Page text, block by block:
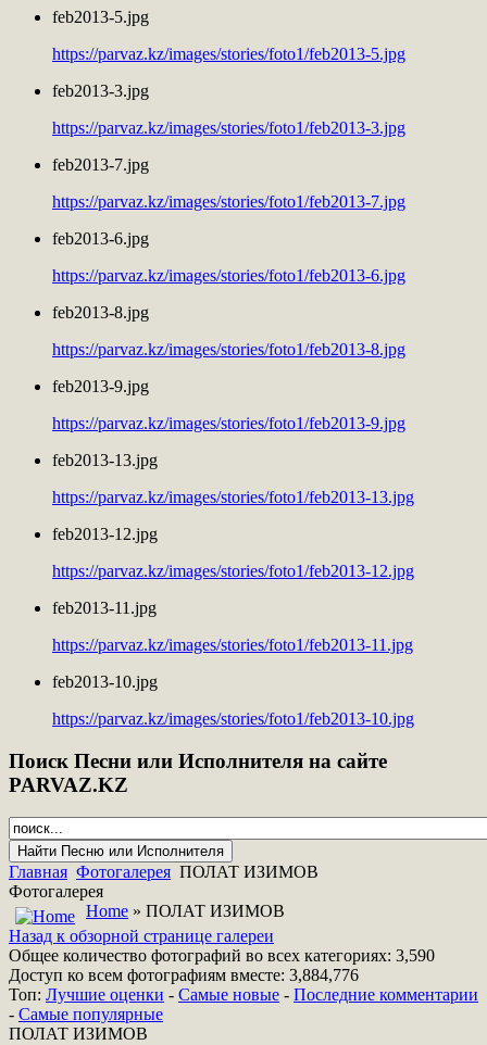
feb2013-5.jpg
https://parvaz.kz/images/stories/foto1/feb2013-5.jpg
feb2013-3.jpg
https://parvaz.kz/images/stories/foto1/feb2013-3.jpg
feb2013-7.jpg
https://parvaz.kz/images/stories/foto1/feb2013-7.jpg
feb2013-6.jpg
https://parvaz.kz/images/stories/foto1/feb2013-6.jpg
feb2013-8.jpg
https://parvaz.kz/images/stories/foto1/feb2013-8.jpg
feb2013-9.jpg
https://parvaz.kz/images/stories/foto1/feb2013-9.jpg
feb2013-13.jpg
https://parvaz.kz/images/stories/foto1/feb2013-13.jpg
feb2013-12.jpg
https://parvaz.kz/images/stories/foto1/feb2013-12.jpg
feb2013-11.jpg
https://parvaz.kz/images/stories/foto1/feb2013-11.jpg
feb2013-10.jpg
https://parvaz.kz/images/stories/foto1/feb2013-10.jpg
Поиск Песни или Исполнителя на сайте
PARVAZ.KZ
Главная Фотогалерея ПОЛАТ ИЗИМОВ
Фотогалерея
Home » ПОЛАТ ИЗИМОВ
Назад к обзорной странице галереи
Общее количество фотографий во всех категориях: 3,590
Доступ ко всем фотографиям вместе: 3,884,776
Топ: Лучшие оценки - Самые новые - Последние комментарии
- Самые популярные
ПОЛАТ ИЗИМОВ